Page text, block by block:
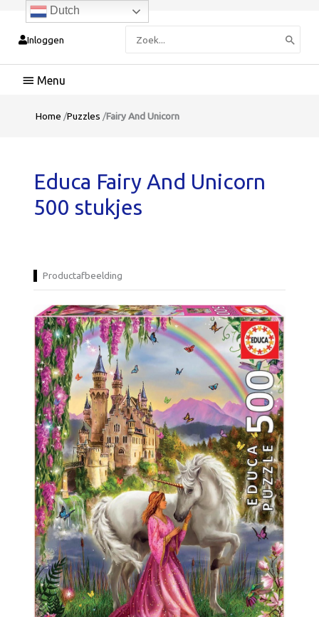
Inloggen
naar:
Hoofdmenu
Home /Puzzles /Fairy And Unicorn
Educa Fairy And Unicorn
500 stukjes
Productafbeelding
Dutch